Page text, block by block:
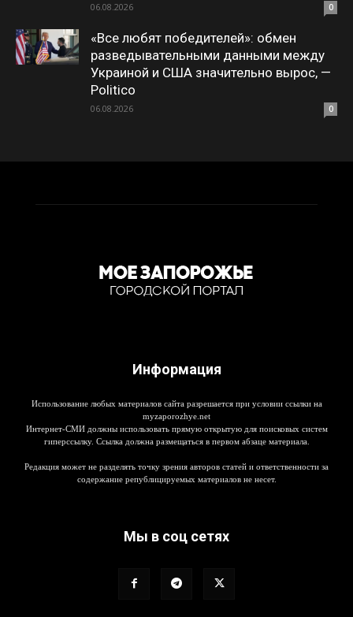
06.08.2026 0
«Все любят победителей»: обмен
разведывательными данными между
Украиной и США значительно вырос, —
Politico
06.08.2026 0
Информация
Использование любых материалов сайта разрешается при условии ссылки на
myzaporozhye.net
Интернет-СМИ должны использовать прямую открытую для поисковых систем
гиперссылку. Ссылка должна размещаться в первом абзаце материала.
Редакция может не разделять точку зрения авторов статей и ответственности за
содержание републицируемых материалов не несет.
Мы в соц сетях